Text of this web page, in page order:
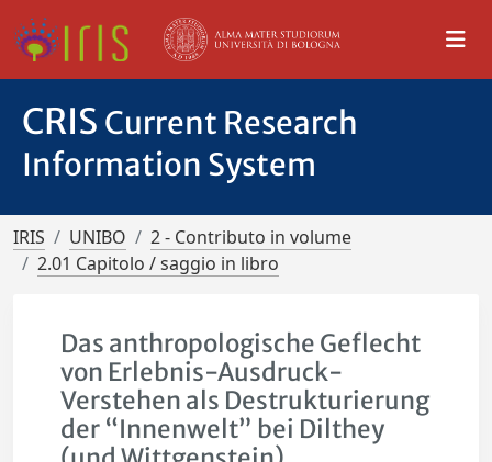
CRIS Current Research
Information System
IRIS UNIBO
2 - Contributo in volume
2.01 Capitolo / saggio in libro
Das anthropologische Geflecht
von Erlebnis-Ausdruck-
Verstehen als Destrukturierung
der “Innenwelt” bei Dilthey